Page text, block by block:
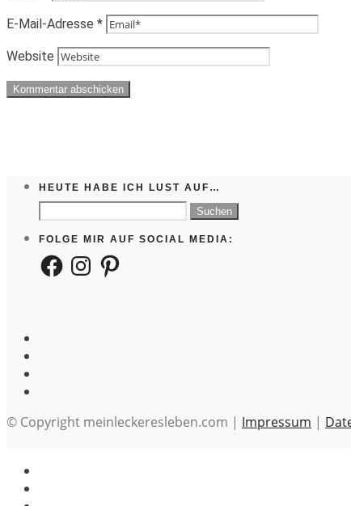
E-Mail-Adresse *
Website
HEUTE HABE ICH LUST AUF…
Suchen
nach:
FOLGE MIR AUF SOCIAL MEDIA:
FacebookInstagramPinterest
© Copyright meinleckeresleben.com | Impressum |